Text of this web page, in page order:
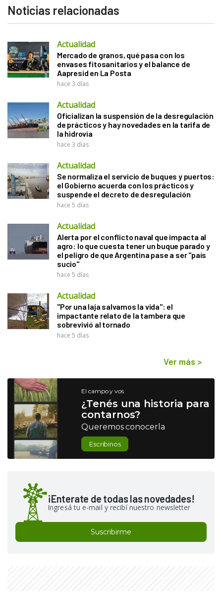
Noticias relacionadas
Actualidad
Mercado de granos, qué pasa con los
envases fitosanitarios y el balance de
Aapresid en La Posta
hace 3 días
Actualidad
Oficializan la suspensión de la desregulación
de prácticos y hay novedades en la tarifa de
la hidrovía
hace 3 días
Actualidad
Se normaliza el servicio de buques y puertos:
el Gobierno acuerda con los prácticos y
suspende el decreto de desregulación
hace 5 días
Actualidad
Alerta por el conflicto naval que impacta al
agro: lo que cuesta tener un buque parado y
el peligro de que Argentina pase a ser "país
sucio"
hace 5 días
Actualidad
"Por una laja salvamos la vida": el
impactante relato de la tambera que
sobrevivió al tornado
hace 5 días
Ver más >
El campo y vos
¿Tenés una historia para
contarnos?
Queremos conocerla
Escribinos
¡Enterate de todas las novedades!
Ingresá tu e-mail y recibí nuestro newsletter
Suscribirme